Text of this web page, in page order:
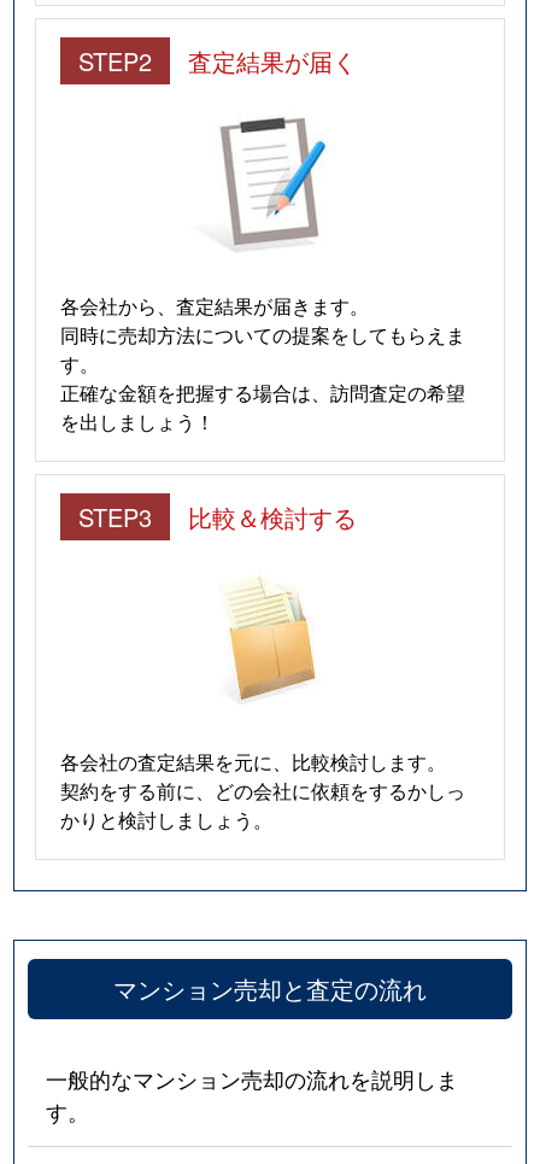
STEP2 査定結果が届く
各会社から、査定結果が届きます。
同時に売却方法についての提案をしてもらえま
す。
正確な金額を把握する場合は、訪問査定の希望
を出しましょう！
STEP3 比較＆検討する
各会社の査定結果を元に、比較検討します。
契約をする前に、どの会社に依頼をするかしっ
かりと検討しましょう。
マンション売却と査定の流れ
一般的なマンション売却の流れを説明しま
す。